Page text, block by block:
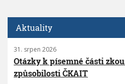
Aktuality
31. srpen 2026
Otázky k písemné části
způsobilosti ČKAIT